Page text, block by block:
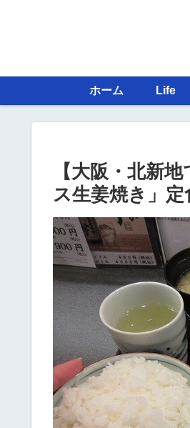
ホーム Life
【大阪・北新
ス生姜焼き」定